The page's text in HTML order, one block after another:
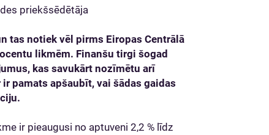
priekšsēdētāja
tas notiek vēl pirms Eiropas Centrālā
likmēm. Finanšu tirgi šogad
kas savukārt nozīmētu arī
pamats apšaubīt, vai šādas gaidas
ir pieaugusi no aptuveni 2,2 % līdz